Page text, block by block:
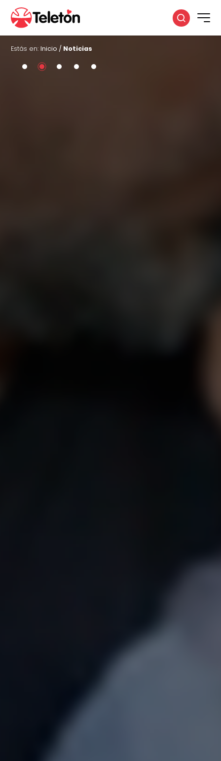
Estás en:Inicio / Noticias